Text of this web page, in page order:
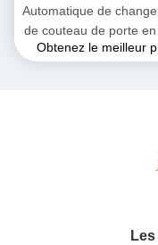
Automatique de
de couteau de porte en
de meubles de
Obtenez le meilleur